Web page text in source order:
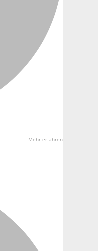
Mehr erfahren